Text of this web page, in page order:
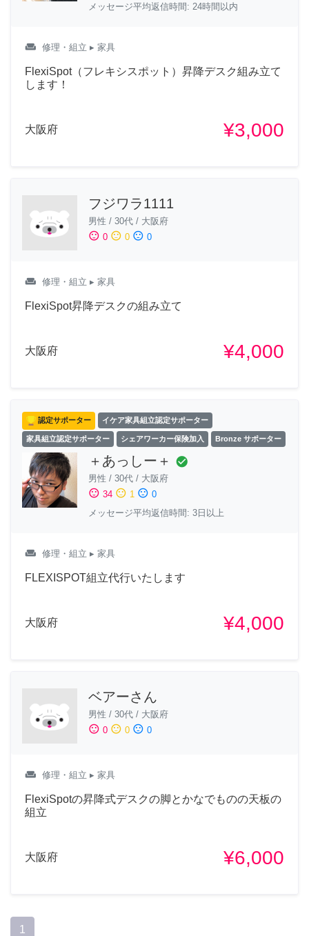
メッセージ平均返信時間: 24時間以内
weekend 修理・組立 ▸ 家具
FlexiSpot（フレキシスポット）昇降デスク組み立て
します！
大阪府 ¥3,000
フジワラ1111
男性 / 30代 / 大阪府
sentiment_satisfied 0 sentiment_neutral 0 sentiment_dissatisfied 0
weekend 修理・組立 ▸ 家具
FlexiSpot昇降デスクの組み立て
大阪府 ¥4,000
認定サポーター イケア家具組立認定サポーター
家具組立認定サポーター シェアワーカー保険加入 Bronze サポーター
＋あっしー＋ check_circle
男性 / 30代 / 大阪府
sentiment_satisfied 34 sentiment_neutral 1 sentiment_dissatisfied 0
メッセージ平均返信時間: 3日以上
weekend 修理・組立 ▸ 家具
FLEXISPOT組立代行いたします
大阪府 ¥4,000
ベアーさん
男性 / 30代 / 大阪府
sentiment_satisfied 0 sentiment_neutral 0 sentiment_dissatisfied 0
weekend 修理・組立 ▸ 家具
FlexiSpotの昇降式デスクの脚とかなでものの天板の
組立
大阪府 ¥6,000
1